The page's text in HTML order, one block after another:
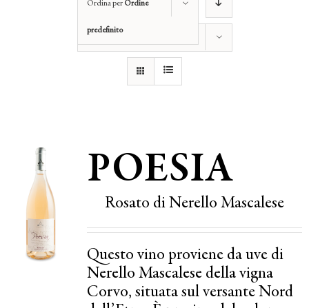
Ordina per Ordine
predefinito
Mostra
POESIA
Rosato di Nerello Mascalese
Questo vino proviene da uve di
Nerello Mascalese della vigna
Corvo, situata sul versante Nord